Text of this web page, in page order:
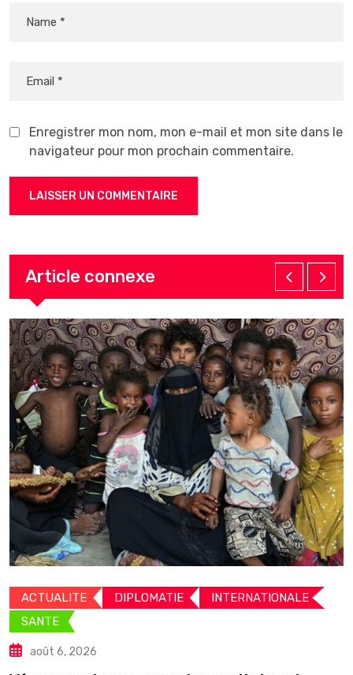
Enregistrer mon nom, mon e-mail et mon site dans le
navigateur pour mon prochain commentaire.
Article connexe
ACTUALITE DIPLOMATIE
INTERNATIONALE
SANTE
août 6, 2026